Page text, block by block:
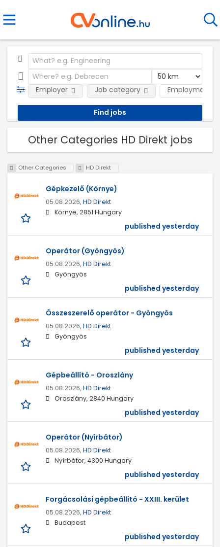
Employment
Employer Job category
Other Categories HD Direkt jobs
Other Categories HD Direkt
Gépkezelő (Környe)
05.08.2026, HD Direkt
Környe, 2851 Hungary
published yesterday
Operátor (Gyöngyös)
05.08.2026, HD Direkt
Gyöngyös
published yesterday
Összeszerelő operátor - Gyöngyös
05.08.2026, HD Direkt
Gyöngyös
published yesterday
Gépbeállító - Oroszlány
05.08.2026, HD Direkt
Oroszlány, 2840 Hungary
published yesterday
Operátor (Nyírbátor)
05.08.2026, HD Direkt
Nyírbátor, 4300 Hungary
published yesterday
Forgácsolási gépbeállító - XXIII. kerület
05.08.2026, HD Direkt
Budapest
published yesterday